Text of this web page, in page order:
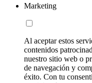
Marketing
Al aceptar estos
contenidos
nuestro sitio web o
de navegación y
éxito. Con tu